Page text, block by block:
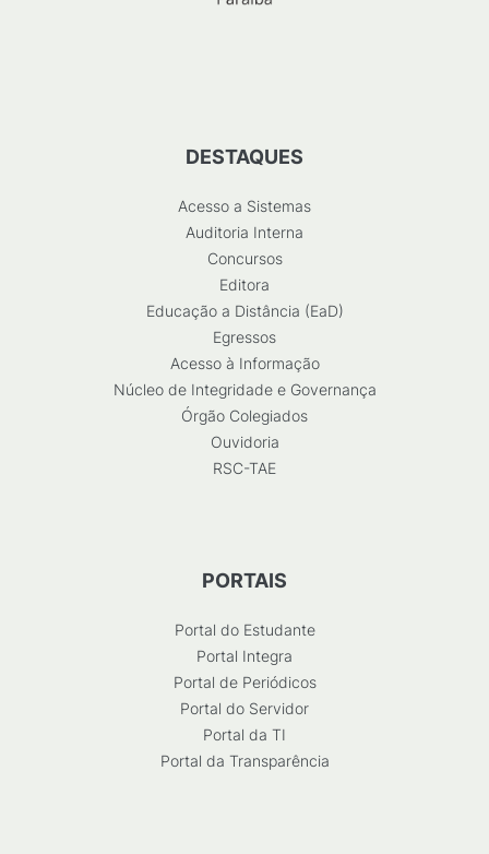
DESTAQUES
Acesso a Sistemas
Auditoria Interna
Concursos
Editora
Educação a Distância (EaD)
Egressos
Acesso à Informação
Núcleo de Integridade e Governança
Órgão Colegiados
Ouvidoria
RSC-TAE
PORTAIS
Portal do Estudante
Portal Integra
Portal de Periódicos
Portal do Servidor
Portal da TI
Portal da Transparência